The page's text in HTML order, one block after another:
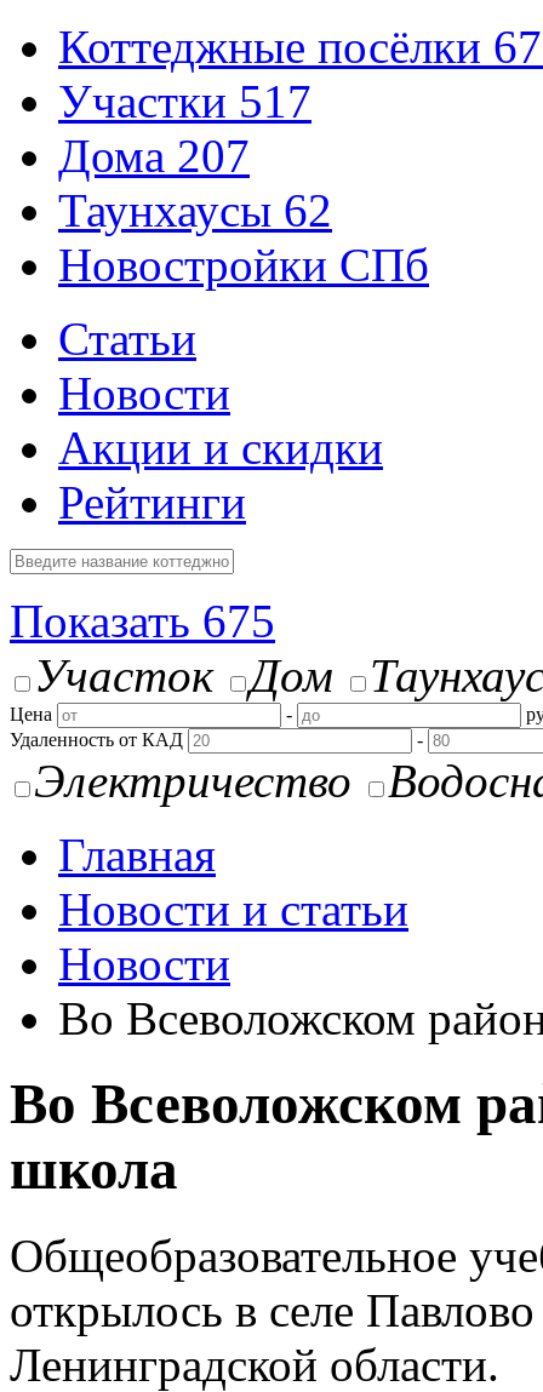
Коттеджные посёлки
Участки 517
Дома 207
Таунхаусы 62
Новостройки СПб
Статьи
Новости
Акции и скидки
Рейтинги
Показать 675
Участок
Дом
Цена -
Удаленность от КАД
-
Электричество
Главная
Новости и статьи
Новости
Во Всеволожском
Во Всеволожском
школа
Общеобразовательное
открылось в селе
Ленинградской области.